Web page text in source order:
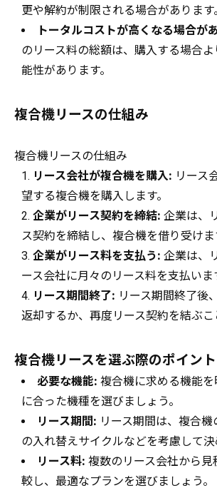
更や解約が制限される場合があります
トータルコストが高くなる場合が
のリース料の総額は、購入する場合
能性があります。
複合機リースの仕組み
複合機リースの仕組み
リース会社が複合機を購入: リース
望する複合機を購入します。
企業がリース契約を締結: 企業は、
ス契約を締結し、複合機を借り受けま
企業がリース料を支払う: 企業は、
ース会社に月々のリース料を支払いま
リース期間終了: リース期間終了後
返却するか、再度リース契約を結ぶこ
複合機リースを選ぶ際のポイント
必要な機能: 複合機に求める機能
に合った機種を選びましょう。
リース期間: リース期間は、複合
の入れ替えサイクルなどを考慮して決
リース料: 複数のリース会社から見
較し、最適なプランを選びましょう。